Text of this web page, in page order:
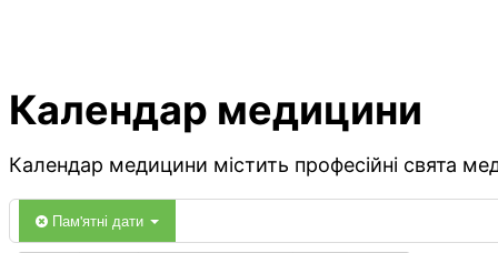
Календар медицини
Календар медицини містить професійні свята
Пам'ятні дати